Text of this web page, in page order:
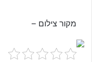
מקור צילום –